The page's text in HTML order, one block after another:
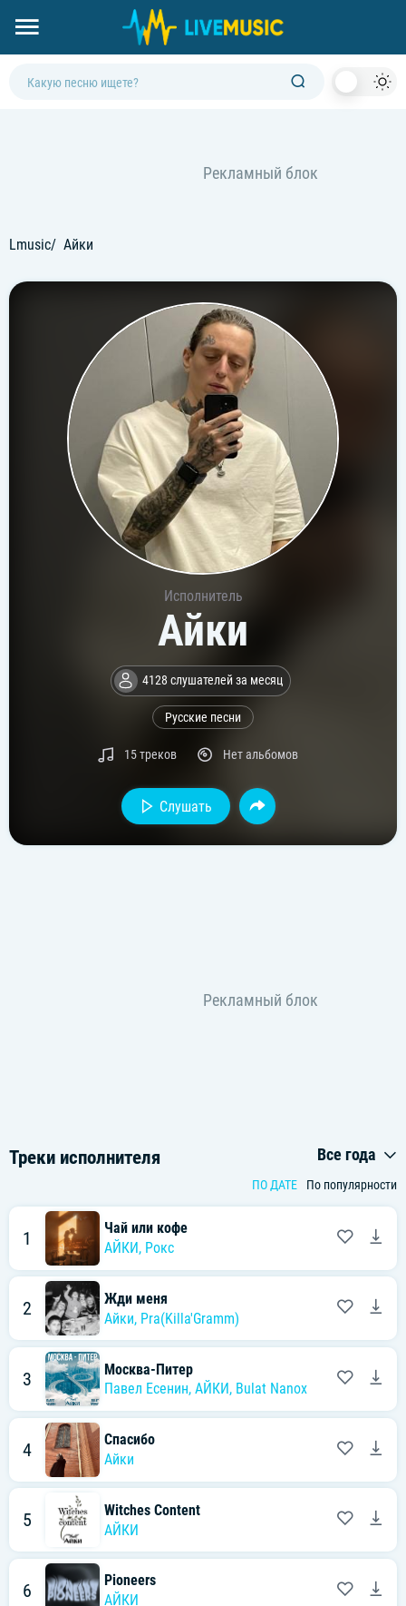
Lmusic Айки
Исполнитель
Айки
4128 слушателей за месяц
Русские песни
15 треков Нет альбомов
Слушать
Треки исполнителя Все года
ПО ДАТЕ По популярности
1
Чай или кофе
АЙКИ, Рокс
2
Жди меня
Айки, Pra(Killa'Gramm)
3
Москва-Питер
Павел Есенин, АЙКИ, Bulat Nanox
4
Спасибо
Айки
5
Witches Content
АЙКИ
6
Pioneers
АЙКИ